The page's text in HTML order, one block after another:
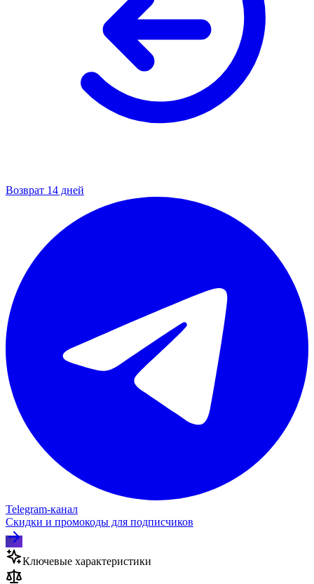
Возврат 14 дней
Telegram‑канал
Скидки и промокоды для подписчиков
Ключевые характеристики